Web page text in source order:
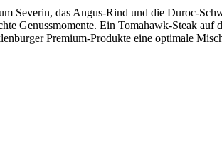
Severin, das Angus-Rind und die Duroc-
Genussmomente. Ein Tomahawk-Steak
Premium-Produkte eine optimale